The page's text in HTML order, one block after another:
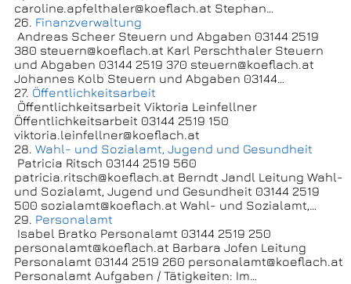
caroline.apfelthaler@koeflach.at Stephan…
26. Finanzverwaltung
Andreas Scheer Steuern und Abgaben 03144 2519
380 steuern@koeflach.at Karl Perschthaler Steuern
und Abgaben 03144 2519 370 steuern@koeflach.at
Johannes Kolb Steuern und Abgaben 03144…
27. Öffentlichkeitsarbeit
Öffentlichkeitsarbeit Viktoria Leinfellner
Öffentlichkeitsarbeit 03144 2519 150
viktoria.leinfellner@koeflach.at
28. Wahl- und Sozialamt, Jugend und Gesundheit
Patricia Ritsch 03144 2519 560
patricia.ritsch@koeflach.at Berndt Jandl Leitung Wahl-
und Sozialamt, Jugend und Gesundheit 03144 2519
500 sozialamt@koeflach.at Wahl- und Sozialamt,…
29. Personalamt
Isabel Bratko Personalamt 03144 2519 250
personalamt@koeflach.at Barbara Jofen Leitung
Personalamt 03144 2519 260 personalamt@koeflach.at
Personalamt Aufgaben / Tätigkeiten: Im…